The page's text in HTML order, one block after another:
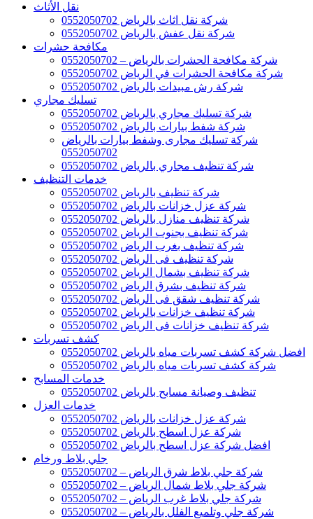
نقل الأثاث
شركة نقل اثاث بالرياض 0552050702
شركة نقل عفش بالرياض 0552050702
مكافحة حشرات
شركة مكافحة الحشرات بالرياض – 0552050702
شركة مكافحة الحشرات في الرياض 0552050702
شركة رش مبيدات بالرياض 0552050702
تسليك مجاري
شركة تسليك مجاري بالرياض 0552050702
شركة شفط بيارات بالرياض 0552050702
شركة تسليك مجارى وشفط بيارات بالرياض
0552050702
شركة تنظيف مجاري بالرياض 0552050702
خدمات التنظيف
شركة تنظيف بالرياض 0552050702
شركة عزل خزانات بالرياض 0552050702
شركة تنظيف منازل بالرياض 0552050702
شركة تنظيف بجنوب الرياض 0552050702
شركة تنظيف بغرب الرياض 0552050702
شركة تنظيف فى الرياض 0552050702
شركة تنظيف بشمال الرياض 0552050702
شركة تنظيف بشرق الرياض 0552050702
شركة تنظيف شقق فى الرياض 0552050702
شركة تنظيف خزانات بالرياض 0552050702
شركة تنظيف خزانات فى الرياض 0552050702
كشف تسربات
افضل شركة كشف تسربات مياه بالرياض 0552050702
شركة كشف تسربات مياه بالرياض 0552050702
خدمات المسابح
تنظيف وصيانة مسابح بالرياض 0552050702
خدمات العزل
شركة عزل خزانات بالرياض 0552050702
شركة عزل اسطح بالرياض 0552050702
افضل شركة عزل اسطح بالرياض 0552050702
جلي بلاط ورخام
شركة جلي بلاط شرق الرياض – 0552050702
شركة جلي بلاط شمال الرياض – 0552050702
شركة جلي بلاط غرب الرياض – 0552050702
شركة جلي وتلميع الفلل بالرياض – 0552050702